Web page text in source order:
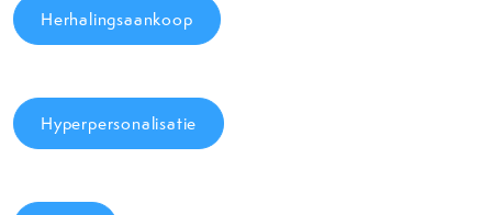
Herhalingsaankoop
Hyperpersonalisatie